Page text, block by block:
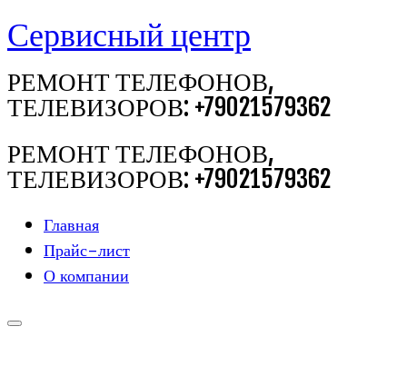
Перейти
содержимому
Сервисный центр
РЕМОНТ ТЕЛЕФОНОВ,
ТЕЛЕВИЗОРОВ: +79021579362
РЕМОНТ ТЕЛЕФОНОВ,
ТЕЛЕВИЗОРОВ: +79021579362
Главная
Прайс-лист
О компании